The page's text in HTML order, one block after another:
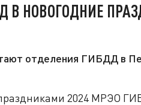
В НОВОГОДНИЕ
отделения ГИБДД в
2024 МРЭО